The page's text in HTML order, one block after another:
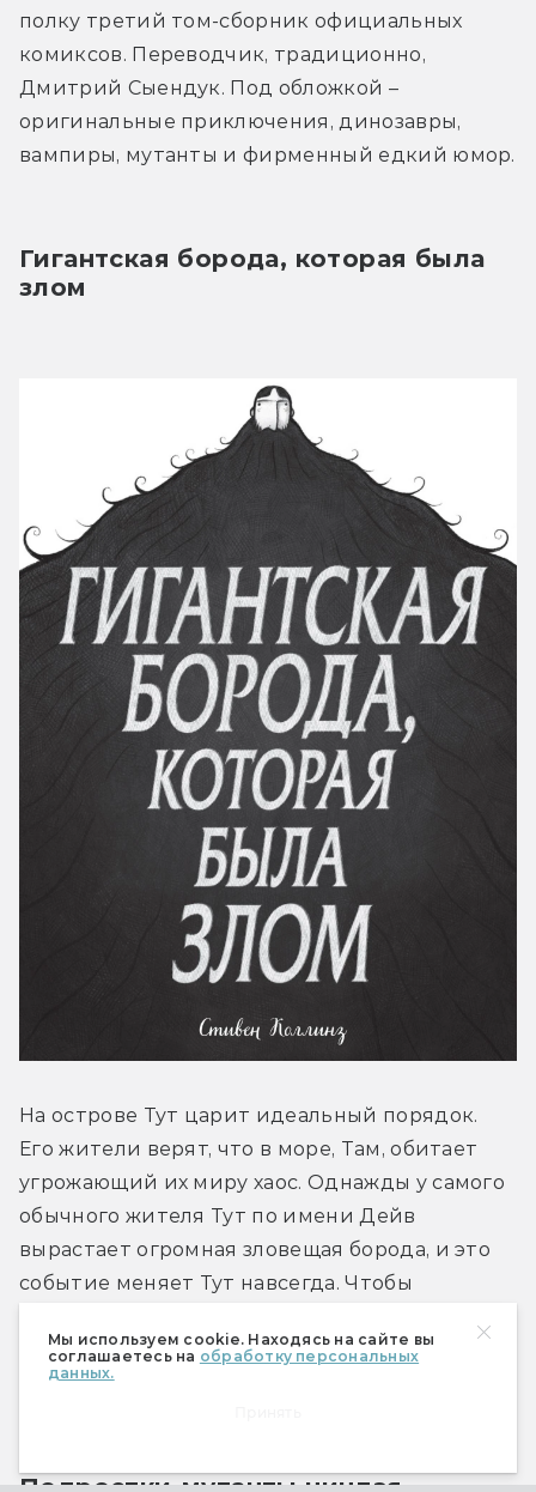
Мы используем cookie. Находясь на сайте вы
соглашаетесь на обработку персональных
данных.
полку третий том-сборник официальных
комиксов. Переводчик, традиционно,
Дмитрий Сыендук. Под обложкой –
оригинальные приключения, динозавры,
вампиры, мутанты и фирменный едкий юмор.
Гигантская борода, которая была
злом
На острове Тут царит идеальный порядок.
Его жители верят, что в море, Там, обитает
угрожающий их миру хаос. Однажды у самого
обычного жителя Тут по имени Дейв
вырастает огромная зловещая борода, и это
событие меняет Тут навсегда. Чтобы
притчей Стивена Коллинза поближе,
почитайте нашу